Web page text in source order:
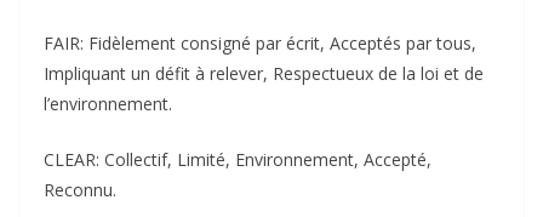
FAIR: Fidèlement consigné par écrit, Acceptés par tous,
Impliquant un défit à relever, Respectueux de la loi et de
l’environnement.
CLEAR: Collectif, Limité, Environnement, Accepté,
Reconnu.